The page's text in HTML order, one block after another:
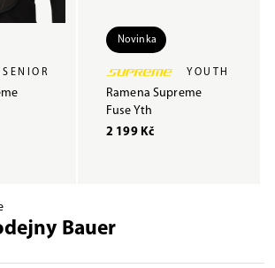
SENIOR
Novinka
YOUTH
Ramena Supreme
Fuse Yth
2 199 Kč
Bauer